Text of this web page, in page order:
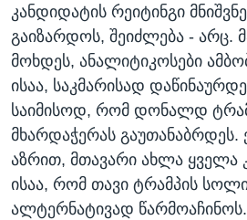
კანდიდატის რეიტინგი
გაიზარდოს, შეიძლება - არც.
მოხდეს, ანალიტიკოსები
ისაა, საკმარისად
საიმისოდ, რომ დონალდ
მხარდაჭერას გაუთანაბრდეს.
აზრით, მთავარი ახლა ყველა
ისაა, რომ თავი ტრამპის
ალტერნატივად წარმოაჩინოს.